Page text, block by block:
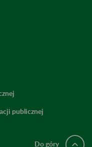
publicznej
Do góry